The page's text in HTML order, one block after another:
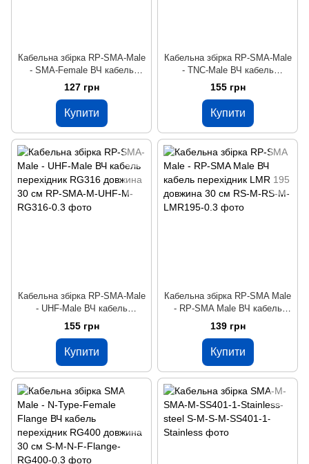
Кабельна збірка RP-SMA-Male
- SMA-Female ВЧ кабель
переходник RG316 длинна 30
127 грн
Купити
Кабельна збірка RP-SMA-Male
- TNC-Male ВЧ кабель
перехідник RG316 довжина 30
155 грн
Купити
Кабельна збірка RP-SMA-Male
- UHF-Male ВЧ кабель
перехідник RG316 довжина 30
155 грн
Купити
Кабельна збірка RP-SMA Male
- RP-SMA Male ВЧ кабель
перехідник LMR 195 довжина
30 см
139 грн
Купити